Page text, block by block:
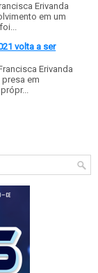
Erivanda
em um
volta a ser
Erivanda
em